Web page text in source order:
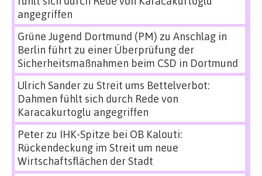
angegriffen
Grüne Jugend Dortmund (PM) zu Anschlag in
Berlin führt zu einer Überprüfung der
Sicherheitsmaßnahmen beim CSD in Dortmund
Ulrich Sanderzu Streit ums Bettelverbot:
Dahmen fühlt sich durch Rede von
Karacakurtoglu angegriffen
Peterzu IHK-Spitze bei OB Kalouti:
Rückendeckung im Streit um neue
Wirtschaftsflächen der Stadt